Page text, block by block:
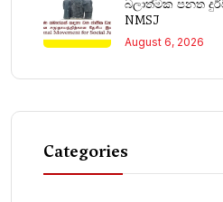
බලාත්මක පනත
NMSJ
August 6, 2026
Categories